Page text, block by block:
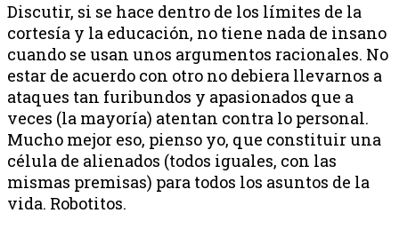
Discutir, si se hace dentro de los límites de la
cortesía y la educación, no tiene nada de insano
cuando se usan unos argumentos racionales. No
estar de acuerdo con otro no debiera llevarnos a
ataques tan furibundos y apasionados que a
veces (la mayoría) atentan contra lo personal.
Mucho mejor eso, pienso yo, que constituir una
célula de alienados (todos iguales, con las
mismas premisas) para todos los asuntos de la
vida. Robotitos.